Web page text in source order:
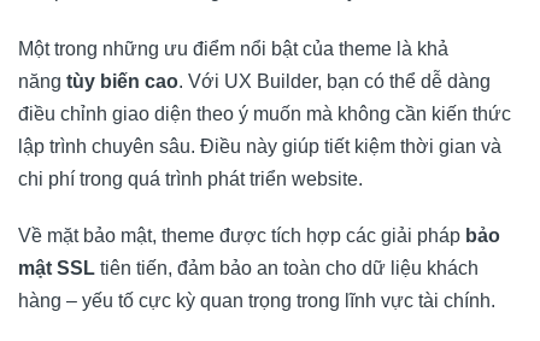
Một trong những ưu điểm nổi bật của theme là khả
năng tùy biến cao. Với UX Builder, bạn có thể dễ dàng
điều chỉnh giao diện theo ý muốn mà không cần kiến thức
lập trình chuyên sâu. Điều này giúp tiết kiệm thời gian và
chi phí trong quá trình phát triển website.
Về mặt bảo mật, theme được tích hợp các giải pháp bảo
mật SSL tiên tiến, đảm bảo an toàn cho dữ liệu khách
hàng – yếu tố cực kỳ quan trọng trong lĩnh vực tài chính.